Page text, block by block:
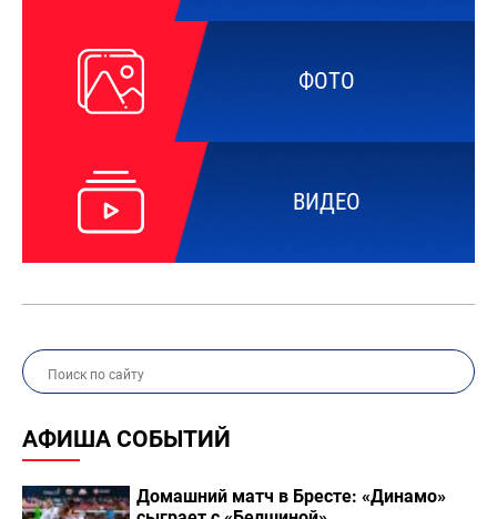
ФОТО
ВИДЕО
АФИША СОБЫТИЙ
Домашний матч в Бресте: «Динамо»